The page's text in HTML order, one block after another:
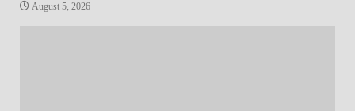
August 5, 2026